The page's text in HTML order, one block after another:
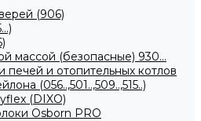
(906)
массой (безопасные) 930...
печей и отопительных котлов
(056..,501..,509..,515..)
(DIXO)
Osborn PRO